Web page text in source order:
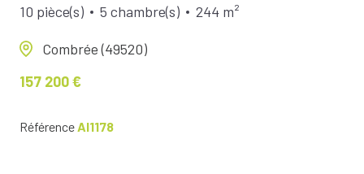
10 pièce(s)
5 chambre(s) 244 m²
Combrée (49520)
157 200 €
RéférenceAI1178